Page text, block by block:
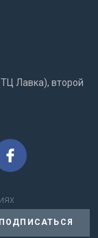
Лавка), второй
ПОДПИСАТЬСЯ